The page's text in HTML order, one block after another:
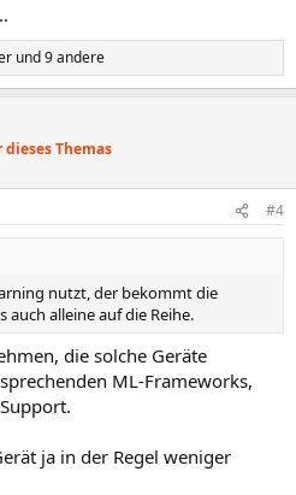
und 9 andere
dieses Themas
#4
nutzt, der bekommt die
alleine auf die Reihe.
die solche Geräte
ML-Frameworks,
ja in der Regel weniger